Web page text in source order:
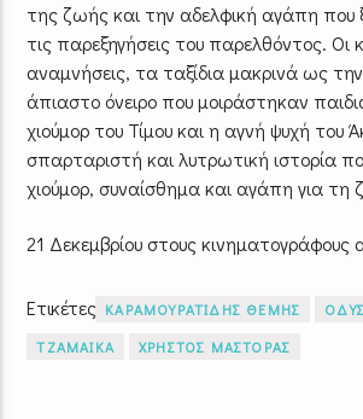
της ζωής και την αδελφική αγάπη που
τις παρεξηγήσεις του παρελθόντος. Οι
αναμνήσεις, τα ταξίδια μακρινά ως
άπιαστο όνειρο που μοιράστηκαν
χιούμορ του Τίμου και η αγνή ψυχή του
σπαρταριστή και λυτρωτική ιστορία
χιούμορ, συναίσθημα και αγάπη για τη
21 Δεκεμβρίου στους
Ετικέτες ΚΑΡΑΜΟΥΡΑΤΙΔΗΣ ΘΕΜΗΣ
ΤΖΑΜΑΙΚΑ
ΧΡΗΣΤΟΣ ΜΑΣΤΟΡΑΣ